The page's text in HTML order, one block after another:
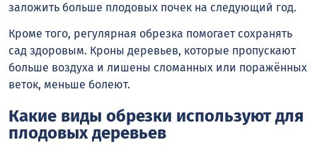
заложить больше плодовых почек на следующий год.
Кроме того, регулярная обрезка помогает сохранять
сад здоровым. Кроны деревьев, которые пропускают
больше воздуха и лишены сломанных или поражённых
веток, меньше болеют.
Какие виды обрезки используют для
плодовых деревьев